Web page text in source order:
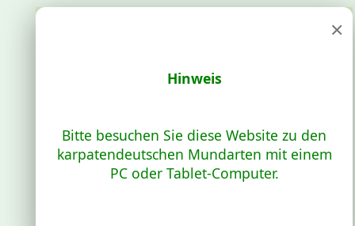
×
Hinweis
Bitte besuchen Sie diese Website zu den
karpatendeutschen Mundarten mit einem
PC oder Tablet-Computer.